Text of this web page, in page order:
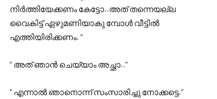
നിർത്തിയേക്കണം കേട്ടോ..അത് തന്നെയല്ല
വൈകിട്ട് ഏഴുമണിയാകു മ്പോൾ വീട്ടിൽ
എത്തിയിരിക്കണം. “
” അത് ഞാൻ ചെയ്യാം അച്ഛാ..”
” എന്നാൽ ഞാനൊന്ന് സംസാരിച്ചു നോക്കട്ടെ.”